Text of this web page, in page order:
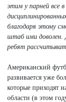
этим у парней все
благодаря этому
штаб ими
ребят
Американский
развивается уже
которые приходят
области (в этом